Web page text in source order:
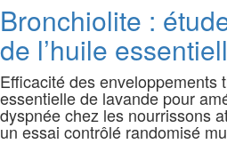
Bronchiolite :
de l’huile
Efficacité des enveloppements
essentielle de lavande pour
dyspnée chez les nourrissons
un essai contrôlé randomisé